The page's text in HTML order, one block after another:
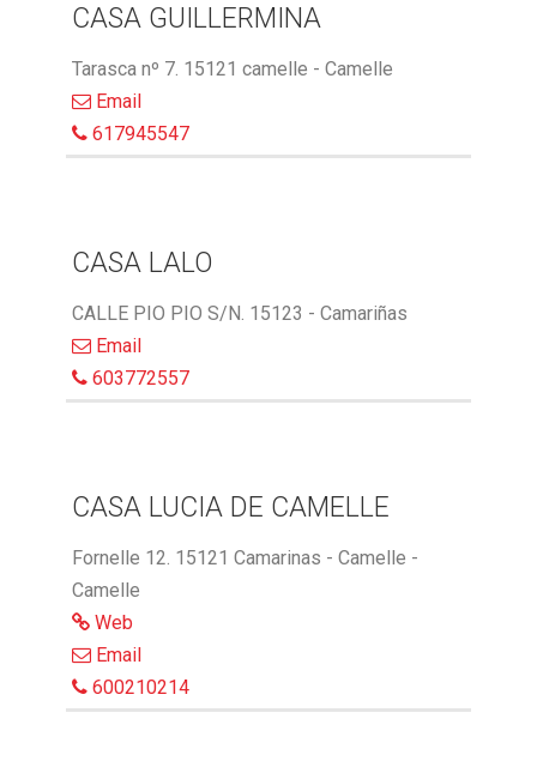
CASA GUILLERMINA
Tarasca nº 7. 15121 camelle - Camelle
Email
617945547
CASA LALO
CALLE PIO PIO S/N. 15123 - Camariñas
Email
603772557
CASA LUCIA DE CAMELLE
Fornelle 12. 15121 Camarinas - Camelle -
Camelle
Web
Email
600210214